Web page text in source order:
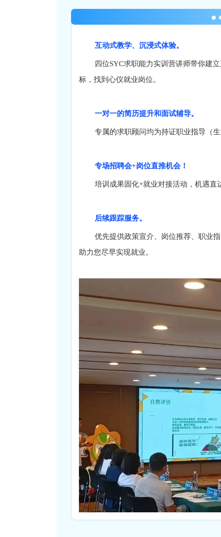
互动式教学、沉浸式体验。
四位SYC求职能力实训营讲师带你建
标，找到心仪就业岗位。
一对一的简历提升和面试辅导。
专属的求职顾问均为持证职业指导（
专场招聘会+岗位直推机会！
培训成果固化+就业对接活动，机遇直
后续跟踪服务。
优先提供政策宣介、岗位推荐、职业
助力您尽早实现就业。